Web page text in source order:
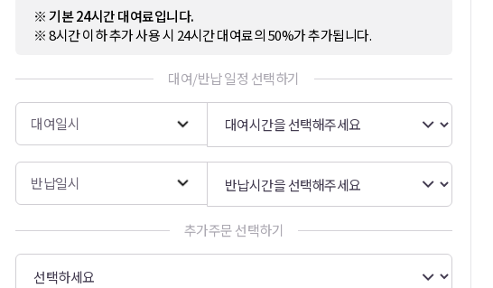
※ 기본 24시간 대여료입니다.
※ 8시간 이하 추가 사용 시 24시간 대여료의 50%가 추가됩니다.
대여/반납 일정 선택하기
대여일시
반납일시
추가주문 선택하기